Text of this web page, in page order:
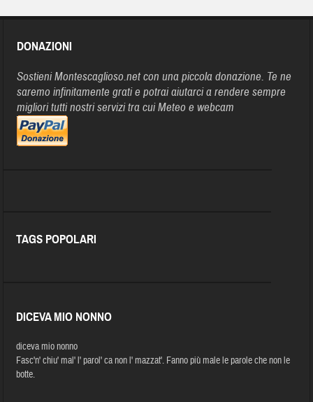
DONAZIONI
Sostieni Montescaglioso.net con una piccola donazione. Te ne
saremo infinitamente grati e potrai aiutarci a rendere sempre
migliori tutti nostri servizi tra cui Meteo e webcam
TAGS POPOLARI
DICEVA MIO NONNO
diceva mio nonno
Fasc'n' chiu' mal' l' parol' ca non l' mazzat'. Fanno più male le parole che non le
botte.